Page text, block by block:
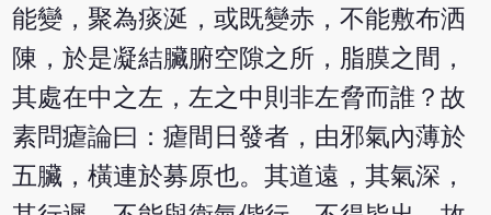
能變，聚為痰涎，或既變赤，不能敷布洒
陳，於是凝結臟腑空隙之所，脂膜之間，
其處在中之左，左之中則非左脅而誰？故
素問瘧論曰：瘧間日發者，由邪氣內薄於
五臟，橫連於募原也。其道遠，其氣深，